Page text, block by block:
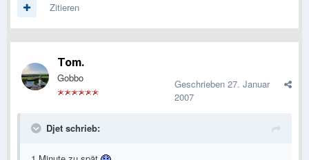
Zitieren
Tom.
Gobbo Geschrieben 27. Januar
2007
Djet schrieb: